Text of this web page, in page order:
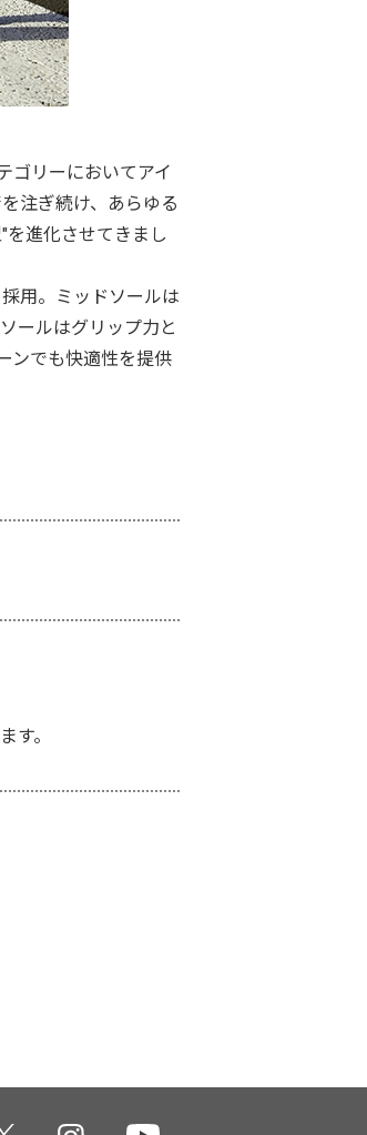
ゴリーにおいてアイ
注ぎ続け、あらゆる
進化させてきまし
用。ミッドソールは
ールはグリップ力と
ンでも快適性を提供
す。